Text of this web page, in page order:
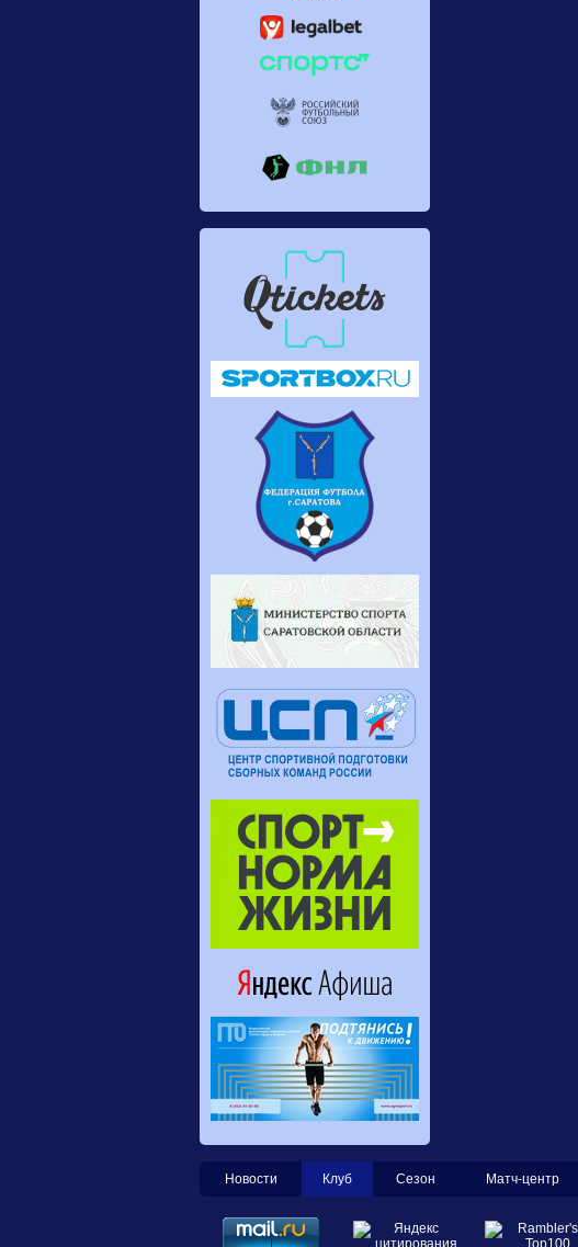
Новости Клуб Сезон Матч-центр